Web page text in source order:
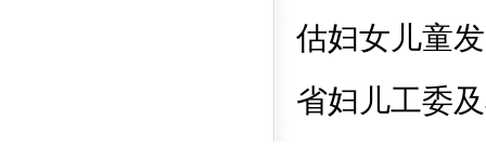
估妇女儿童
省妇儿工委